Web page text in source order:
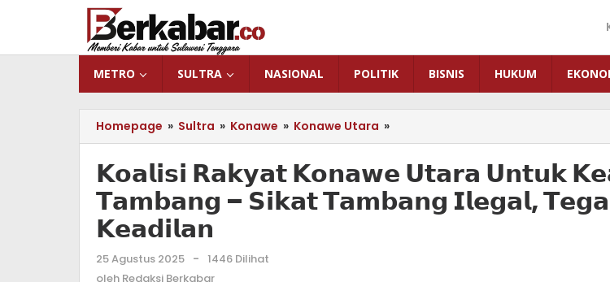
METRO SULTRA NASIONAL POLITIK BISNIS HUKUM
Homepage » Sultra » Konawe » Konawe Utara »
𝗥𝗮𝗸𝘆𝗮𝘁
𝗞𝗼𝗻𝗮𝘄𝗲
𝗨𝘁𝗮𝗿𝗮
𝗨𝗻𝘁𝘂𝗸
𝗞𝗲𝗮𝗱𝗶𝗹𝗮𝗻
𝗞𝗼𝗮𝗹𝗶𝘀𝗶 𝗥𝗮𝗸𝘆𝗮𝘁 𝗞𝗼𝗻𝗮𝘄𝗲 𝗨𝘁𝗮𝗿𝗮 𝗨𝗻𝘁𝘂𝗸
𝗧𝗮𝗺𝗯𝗮𝗻𝗴 – 𝗦𝗶𝗸𝗮𝘁 𝗧𝗮𝗺𝗯𝗮𝗻𝗴 𝗜𝗹𝗲𝗴𝗮𝗹,
𝗞𝗲𝗮𝗱𝗶𝗹𝗮𝗻
25 Agustus 2025 oleh
Redaksi
-
1446 Dilihat
oleh Redaksi Berkabar